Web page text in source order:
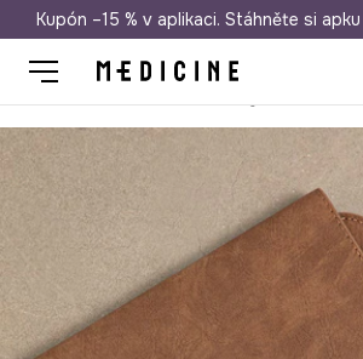
Doprava zdarma při nákupu nad
Kupón –15 % v aplikaci. Stáhněte si apku